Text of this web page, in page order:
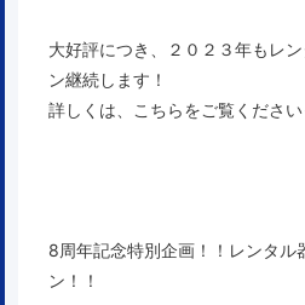
大好評につき、２０２３年もレ
ン継続します！
詳しくは、こちらをご覧くださ
8周年記念特別企画！！レンタル
ン！！